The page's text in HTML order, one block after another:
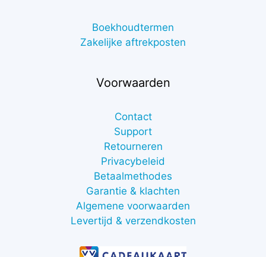
Boekhoudtermen
Zakelijke aftrekposten
Voorwaarden
Contact
Support
Retourneren
Privacybeleid
Betaalmethodes
Garantie & klachten
Algemene voorwaarden
Levertijd & verzendkosten